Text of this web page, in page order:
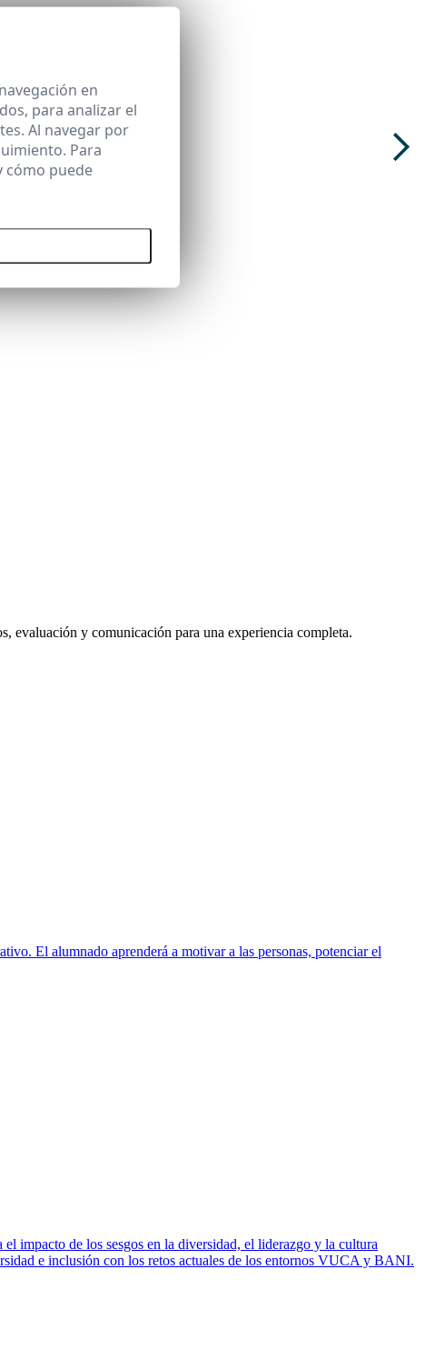
evaluación y comunicación para una experiencia completa.
El alumnado aprenderá a motivar a las personas, potenciar el
impacto de los sesgos en la diversidad, el liderazgo y la cultura
e inclusión con los retos actuales de los entornos VUCA y BANI.
en
para analizar el
Al navegar por
Para
cómo puede